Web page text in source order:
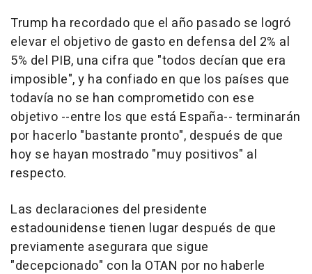
Trump ha recordado que el año pasado se logró
elevar el objetivo de gasto en defensa del 2% al
5% del PIB, una cifra que "todos decían que era
imposible", y ha confiado en que los países que
todavía no se han comprometido con ese
objetivo --entre los que está España-- terminarán
por hacerlo "bastante pronto", después de que
hoy se hayan mostrado "muy positivos" al
respecto.
Las declaraciones del presidente
estadounidense tienen lugar después de que
previamente asegurara que sigue
"decepcionado" con la OTAN por no haberle